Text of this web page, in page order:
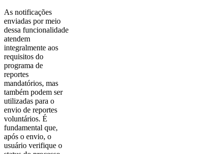
As notificações
enviadas por meio
dessa funcionalidade
atendem
integralmente aos
requisitos do
programa de
reportes
mandatórios, mas
também podem ser
utilizadas para o
envio de reportes
voluntários. É
fundamental que,
após o envio, o
usuário verifique o